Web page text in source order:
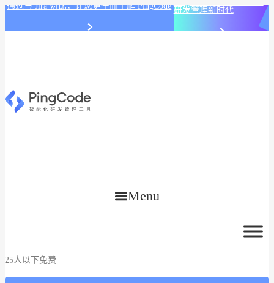
通过与 Jira 对比，让您更全面了解 PingCode 研发管理新时代
Menu
25人以下免费